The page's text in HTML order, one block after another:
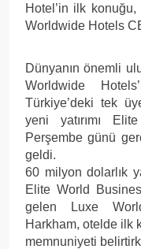
Hotel’in ilk konuğu,
Worldwide Hotels
Dünyanın önemli
Worldwide
Türkiye’deki tek
yeni yatırımı
Perşembe günü
geldi.
60 milyon dolarlık
Elite World
gelen Luxe
Harkham, otelde ilk
memnuniyeti